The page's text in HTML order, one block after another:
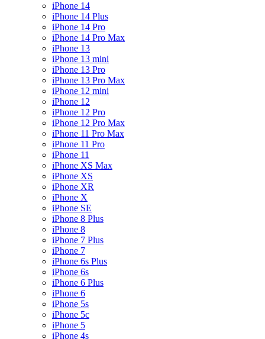
iPhone 14
iPhone 14 Plus
iPhone 14 Pro
iPhone 14 Pro Max
iPhone 13
iPhone 13 mini
iPhone 13 Pro
iPhone 13 Pro Max
iPhone 12 mini
iPhone 12
iPhone 12 Pro
iPhone 12 Pro Max
iPhone 11 Pro Max
iPhone 11 Pro
iPhone 11
iPhone XS Max
iPhone XS
iPhone XR
iPhone X
iPhone SE
iPhone 8 Plus
iPhone 8
iPhone 7 Plus
iPhone 7
iPhone 6s Plus
iPhone 6s
iPhone 6 Plus
iPhone 6
iPhone 5s
iPhone 5c
iPhone 5
iPhone 4s